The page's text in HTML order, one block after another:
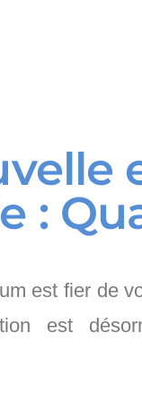
:
est fier de
est